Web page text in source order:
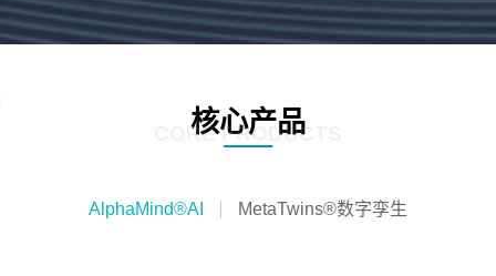
核心产品
CORE PRODUCTS
AlphaMind®AI MetaTwins®数字孪生